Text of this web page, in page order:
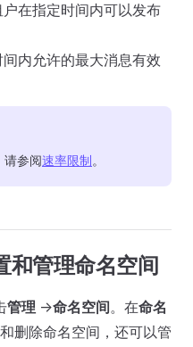
户在指定时间内可以发布
间内允许的最大消息有效
请参阅速率限制。
和管理命名空间
管理 ->命名空间。在命名
删除命名空间，还可以管